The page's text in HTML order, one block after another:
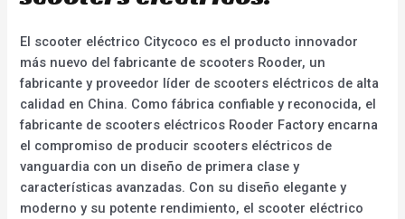
El scooter eléctrico Citycoco es el producto innovador
más nuevo del fabricante de scooters Rooder, un
fabricante y proveedor líder de scooters eléctricos de alta
calidad en China. Como fábrica confiable y reconocida, el
fabricante de scooters eléctricos Rooder Factory encarna
el compromiso de producir scooters eléctricos de
vanguardia con un diseño de primera clase y
características avanzadas. Con su diseño elegante y
moderno y su potente rendimiento, el scooter eléctrico